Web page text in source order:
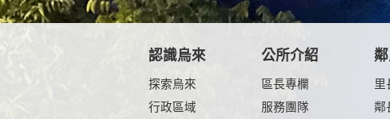
認識烏來
探索烏來
行政區域
公所介紹
區長專欄
服務團隊
里
鄰